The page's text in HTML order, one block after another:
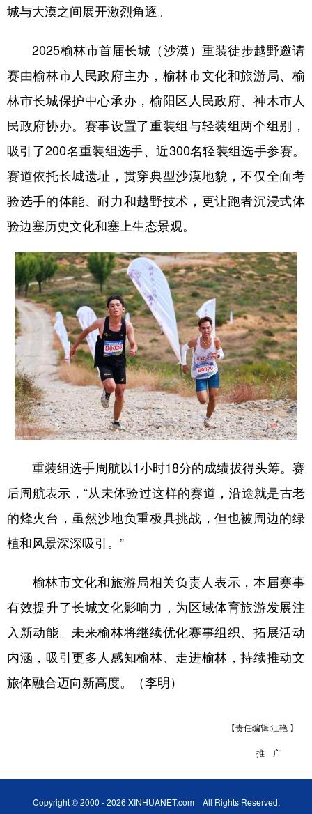
城与大漠之间展开激烈角逐。
2025榆林市首届长城（沙漠）重装徒步越野邀请
赛由榆林市人民政府主办，榆林市文化和旅游局、榆
林市长城保护中心承办，榆阳区人民政府、神木市人
民政府协办。赛事设置了重装组与轻装组两个组别，
吸引了200名重装组选手、近300名轻装组选手参赛。
赛道依托长城遗址，贯穿典型沙漠地貌，不仅全面考
验选手的体能、耐力和越野技术，更让跑者沉浸式体
验边塞历史文化和塞上生态景观。
重装组选手周航以1小时18分的成绩拔得头筹。赛
后周航表示，“从未体验过这样的赛道，沿途就是古老
的烽火台，虽然沙地负重极具挑战，但也被周边的绿
植和风景深深吸引。”
榆林市文化和旅游局相关负责人表示，本届赛事
有效提升了长城文化影响力，为区域体育旅游发展注
入新动能。未来榆林将继续优化赛事组织、拓展活动
内涵，吸引更多人感知榆林、走进榆林，持续推动文
旅体融合迈向新高度。（李明）
【责任编辑:汪艳 】
推 广
Copyright © 2000 - 2026 XINHUANET.com All Rights Reserved.